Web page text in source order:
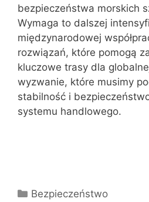
bezpieczeństwa morskich
Wymaga to dalszej
międzynarodowej
rozwiązań, które pomogą
kluczowe trasy dla
wyzwanie, które musimy
stabilność i
systemu handlowego.
Kategorie
Bezpieczeństwo